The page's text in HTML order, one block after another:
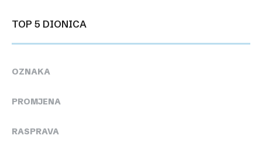
TOP 5 DIONICA
OZNAKA
PROMJENA
RASPRAVA